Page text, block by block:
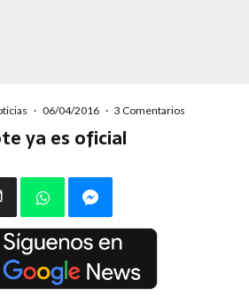
· 06/04/2016 · 3 Comentarios
ya es oficial